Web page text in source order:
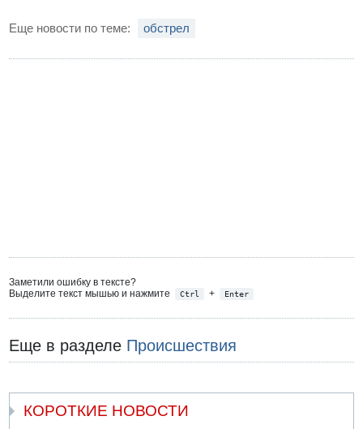
Еще новости по теме: обстрел
Заметили ошибку в тексте?
Выделите текст мышью и нажмите
Ctrl + Enter
Еще в разделе Происшествия
КОРОТКИЕ НОВОСТИ